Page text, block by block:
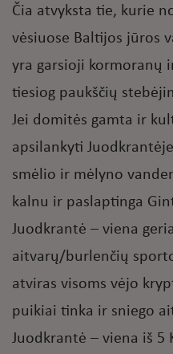
Čia atvyksta tie, kurie
vėsiuose Baltijos jūros
yra garsioji kormoranų
tiesiog paukščių
Jei domitės gamta ir
apsilankyti
smėlio ir mėlyno
kalnu ir paslaptinga
Juodkrantė – viena
aitvarų/burlenčių
atviras visoms vėjo
puikiai tinka ir sniego
Juodkrantė – viena iš 5